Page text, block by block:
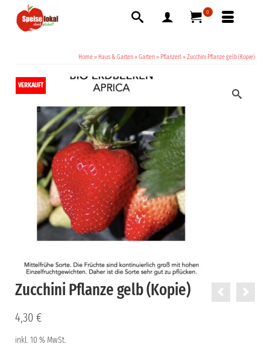
0
Home » Haus & Garten »Garten » Pflanzerl »Zucchini Pflanze gelb (Kopie)
VERKAUFT
Zucchini Pflanze gelb (Kopie)
4,30 €
inkl. 10 % MwSt.